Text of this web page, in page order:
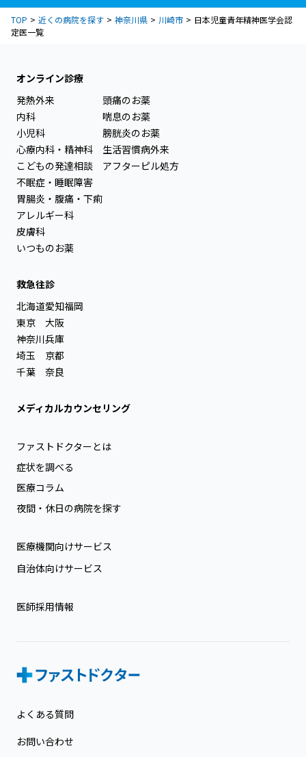
TOP 近くの病院を探す 神奈川県 川崎市
日本児童青年精神医学会認
定医一覧
オンライン診療
発熱外来
内科
小児科
心療内科・精神科
こどもの発達相談
不眠症・睡眠障害
胃腸炎・腹痛・下痢
アレルギー科
皮膚科
いつものお薬
頭痛のお薬
喘息のお薬
膀胱炎のお薬
生活習慣病外来
アフターピル処方
救急往診
北海道
東京
神奈川
埼玉
千葉
愛知
大阪
兵庫
京都
奈良
福岡
メディカルカウンセリング
ファストドクターとは
症状を調べる
医療コラム
夜間・休日の病院を探す
医療機関向けサービス
自治体向けサービス
医師採用情報
よくある質問
お問い合わせ